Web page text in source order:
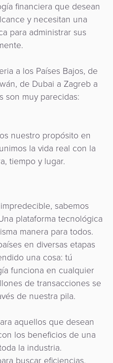
financiera que desean
y necesitan una
para administrar sus
a los Países Bajos, de
de Dubai a Zagreb a
son muy parecidas:
nuestro propósito en
la vida real con la
tiempo y lugar.
sabemos
plataforma tecnológica
manera para todos.
en diversas etapas
una cosa: tú
funciona en cualquier
de transacciones se
de nuestra pila.
aquellos que desean
los beneficios de una
la industria.